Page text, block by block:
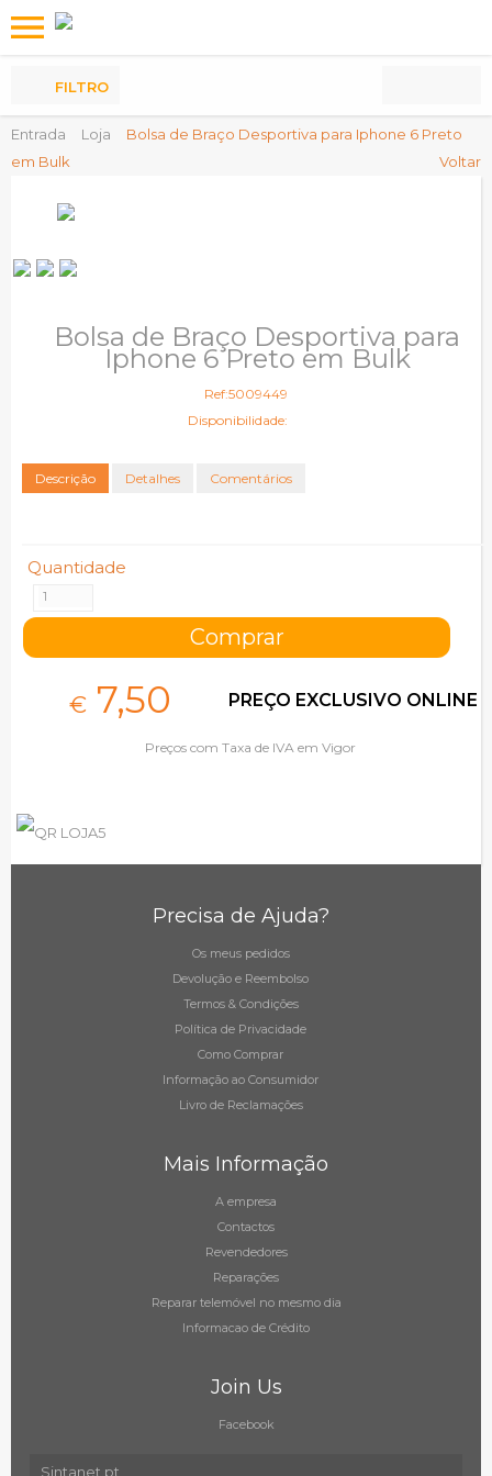
Entrada Loja
Bolsa de Braço Desportiva para Iphone 6 Preto
em Bulk
Voltar
FILTRO
Bolsa de Braço Desportiva para
Iphone 6 Preto em Bulk
Ref:5009449
Disponibilidade:
Descrição Detalhes Comentários
Quantidade
€ 7,50 PREÇO EXCLUSIVO ONLINE
Preços com Taxa de IVA em Vigor
Precisa de Ajuda?
Os meus pedidos
Devolução e Reembolso
Termos & Condições
Política de Privacidade
Como Comprar
Informação ao Consumidor
Livro de Reclamações
Mais Informação
A empresa
Contactos
Revendedores
Reparações
Reparar telemóvel no mesmo dia
Informacao de Crédito
Join Us
Facebook
Sintanet.pt